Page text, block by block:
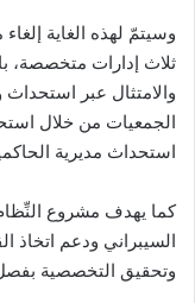
وسيتمّ لهذه الغاية
ثلاث إدارات متخصصة،
والامتثال عبر
الجمعيات من خلال
استحداث مديرية
كما يهدف مشروع
السيبراني ودعم اتخاذ
وتحقيق التخصصية